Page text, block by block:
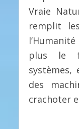
Vraie
remplit
plus le
des
crachoter